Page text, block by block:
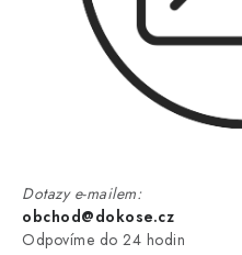
Dotazy e-mailem:
obchod@dokose.cz
Odpovíme do 24 hodin